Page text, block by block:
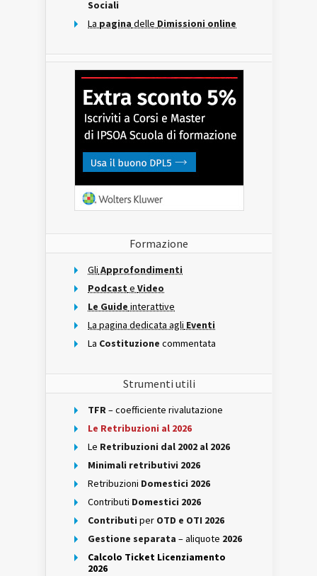
Sociali
La pagina delle Dimissioni online
Formazione
Gli Approfondimenti
Podcast e Video
Le Guide interattive
La pagina dedicata agli Eventi
La Costituzione commentata
Strumenti utili
TFR– coefficiente rivalutazione
Le Retribuzioni al 2026
Le Retribuzioni dal 2002 al 2026
Minimali retributivi 2026
Retribuzioni Domestici 2026
Contributi Domestici 2026
Contributi per OTD e OTI 2026
Gestione separata – aliquote 2026
Calcolo Ticket Licenziamento
2026